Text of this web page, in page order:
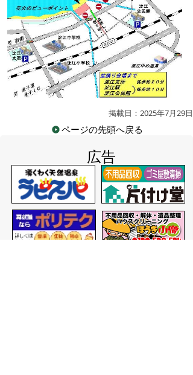
掲載日：2025年7月29日
ページの先頭へ戻る
広告